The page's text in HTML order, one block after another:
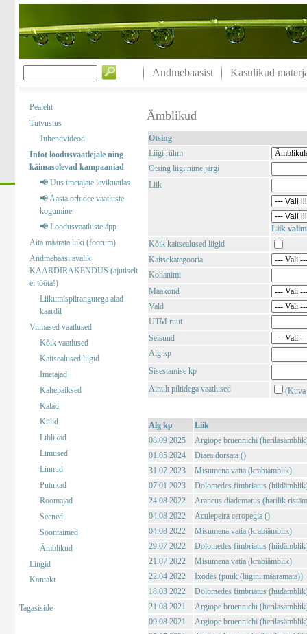
Andmebaasist Kasulikud
Pealeht
Tutvustus
Juhendvideod
Infot loodusvaatlejale ning
käimasolevad kampaaniad
📢 Uus imetajate levikuatlas
📢 Aasta orhidee vaatluste
kogumine
📢 Loodusvaatluste äpp
Aita määrata liiki (foorum)
Andmebaasi avalik
KAARDIRAKENDUS (ajutiselt
ei tööta!)
Liikumispiirangutega alad
kaardil
Viimased vaatlused
Kõik vaatlused
Kaitsealused liigid
Imetajad
Kahepaiksed
Kalad
Kiilid
Liblikad
Limused
Linnud
Putukad
Roomajad
Seened
Soontaimed
Ämblikud
Lingid
Kontakt
Tagasiside
Ämblikud
Otsing
Liigi rühm
Otsing liigi nime järgi
Liik
Liik
Kõik kaitsealused liigid
Kaitsekategooria
Kohanimi
Maakond
Vald
UTM ruut
Seisund
Alg kp
Sisestamise kp
Ainult piltidega vaatlused
(Kuva
Alg kp
Liik
08.09 2025
Argiope bruennichi
01.05 2024
Diaea dorsata ()
31.07 2023
Misumena vatia (krabiämblik)
07.01 2023
Dolomedes fimbriatus
24.08 2022
Araneus diadematus (harilik
04.08 2022
Aculepeira ceropegia ()
04.08 2022
Misumena vatia (krabiämblik)
29.07 2022
Dolomedes fimbriatus
21.07 2022
Misumena vatia (krabiämblik)
22.04 2022
Ixodes (puuk (liigini määramata))
18.03 2022
Dolomedes fimbriatus
21.08 2021
Argiope bruennichi
09.08 2021
Argiope bruennichi